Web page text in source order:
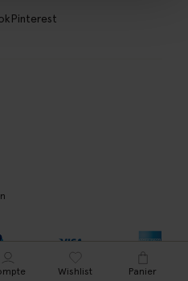
Pinterest
Wishlist Panier